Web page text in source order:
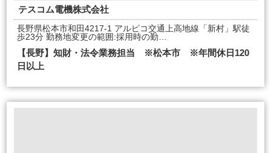
テスコム電機株式会社
長野県松本市和田4217-1 アルピコ交通上高地線「新村」駅徒
歩23分 勤務地変更の範囲:採用時の勤…
【長野】知財・法令業務担当 ※松本市 ※年間休日120
日以上